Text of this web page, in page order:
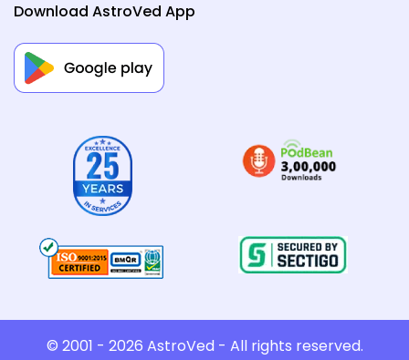
Download AstroVed App
© 2001 - 2026 AstroVed - All rights reserved.